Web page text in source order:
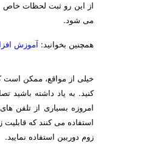
از این رو ثبت لحظات خاص
می شود.
همچنین بخوانید: آموزش
خیلی از مواقع، ممکن است
کنید. به یاد داشته باشید
امروزه بسیاری از تلفن
استفاده می کنند که
زوم دوربین استفاده نمایید.